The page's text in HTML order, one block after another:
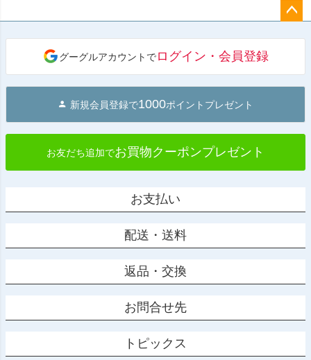
へ
グーグルアカウントでログイン・会員登録
新規会員登録で1000ポイントプレゼント
お友だち追加でお買物クーポンプレゼント
お支払い
配送・送料
返品・交換
お問合せ先
トピックス